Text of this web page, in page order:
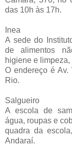
das 10h às 17h.
Inea
A sede do
de alimentos
higiene e
O endereço é Av.
Rio.
Salgueiro
A escola de
água, roupas e
quadra da
Andaraí.